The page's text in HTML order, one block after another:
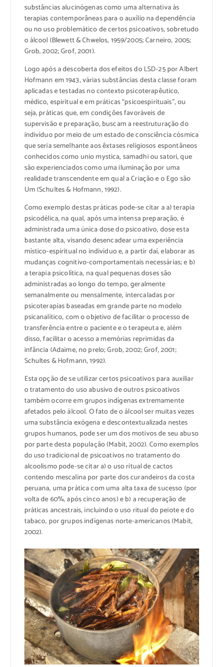
substâncias alucinógenas como uma alternativa às
terapias contemporâneas para o auxílio na dependência
ou no uso problemático de certos psicoativos, sobretudo
o álcool (Blewett & Chwelos, 1959/2005; Carneiro, 2005;
Grob, 2002; Grof, 2001).
Logo após a descoberta dos efeitos do LSD-25 por Albert
Hofmann em 1943, várias substâncias desta classe foram
aplicadas e testadas no contexto psicoterapêutico,
médico, espiritual e em práticas “psicoespirituais”, ou
seja, práticas que, em condições favoráveis de
supervisão e preparação, buscam a reestruturação do
indivíduo por meio de um estado de consciência cósmica
que seria semelhante aos êxtases religiosos espontâneos
conhecidos como unio mystica, samadhi ou satori, que
são experienciados como uma iluminação por uma
realidade transcendente em qual a Criação e o Ego são
Um (Schultes & Hofmann, 1992).
Como exemplo destas práticas pode-se citar a a) terapia
psicodélica, na qual, após uma intensa preparação, é
administrada uma única dose do psicoativo, dose esta
bastante alta, visando desencadear uma experiência
místico-espiritual no indivíduo e, a partir daí, elaborar as
mudanças cognitivo-comportamentais necessárias; e b)
a terapia psicolítica, na qual pequenas doses são
administradas ao longo do tempo, geralmente
semanalmente ou mensalmente, intercaladas por
psicoterapias baseadas em grande parte no modelo
psicanalítico, com o objetivo de facilitar o processo de
transferência entre o paciente e o terapeuta e, além
disso, facilitar o acesso a memórias reprimidas da
infância (Adaime, no prelo; Grob, 2002; Grof, 2001;
Schultes & Hofmann, 1992).
Esta opção de se utilizar certos psicoativos para auxiliar
o tratamento do uso abusivo de outros psicoativos
também ocorre em grupos indígenas extremamente
afetados pelo álcool. O fato de o álcool ser muitas vezes
uma substância exógena e descontextualizada nestes
grupos humanos, pode ser um dos motivos de seu abuso
por parte desta população (Mabit, 2002). Como exemplos
do uso tradicional de psicoativos no tratamento do
alcoolismo pode-se citar a) o uso ritual de cactos
contendo mescalina por parte dos curandeiros da costa
peruana, uma prática com uma alta taxa de sucesso (por
volta de 60%, após cinco anos) e b) a recuperação de
práticas ancestrais, incluindo o uso ritual do peiote e do
tabaco, por grupos indígenas norte-americanos (Mabit,
2002).